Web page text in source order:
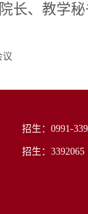
、教学秘
议
招生：0991-
招生：3392065